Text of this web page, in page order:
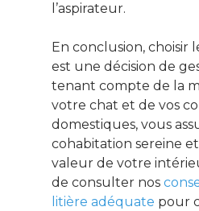
l’aspirateur.
En conclusion, choisir
est une décision de
tenant compte de la
votre chat et de vos
domestiques, vous
cohabitation sereine
valeur de votre
de consulter nos
litière adéquate pour